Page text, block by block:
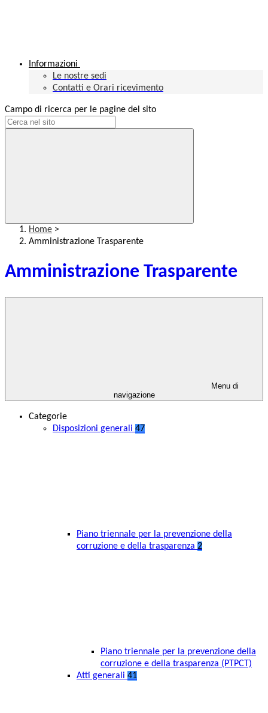
Informazioni
Le nostre sedi
Contatti e Orari ricevimento
Campo di ricerca per le pagine del sito
Home >
Amministrazione Trasparente
Amministrazione Trasparente
Menu di
navigazione
Categorie
Disposizioni generali 47
Piano triennale per la prevenzione della
corruzione e della trasparenza 2
Piano triennale per la prevenzione della
corruzione e della trasparenza (PTPCT)
Atti generali 41